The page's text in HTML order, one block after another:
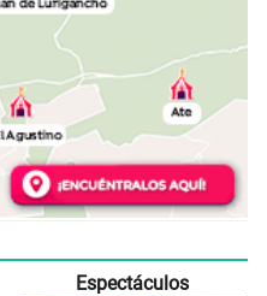
Espectáculos